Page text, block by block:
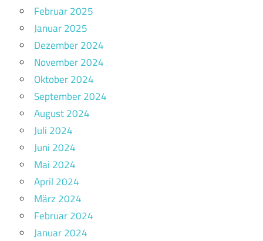
Februar 2025
Januar 2025
Dezember 2024
November 2024
Oktober 2024
September 2024
August 2024
Juli 2024
Juni 2024
Mai 2024
April 2024
März 2024
Februar 2024
Januar 2024